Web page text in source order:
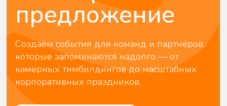
Создаём события для команд и партнёров,
которые запоминаются надолго — от
камерных тимбилдингов до масштабных
корпоративных праздников.
Оставить заявку